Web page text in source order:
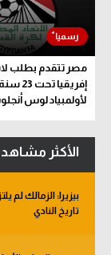
مصر تتقدم بطلب
إفريقيا
لأولمبياد لوس
الأكثر
بيزيرا: الزمالك
تاريخ النادي